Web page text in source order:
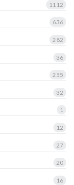
1112
636
282
36
255
32
1
12
27
20
16